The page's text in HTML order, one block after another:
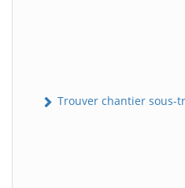
Trouver chantier sous-